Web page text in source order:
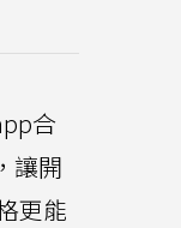
合
讓開
更能